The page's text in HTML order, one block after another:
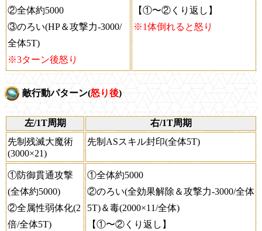
②全体約5000
③のろい(HP＆攻撃力-3000/
全体5T)
※3ターン後怒り
【①〜②くり返し】
※1体倒れると怒り
敵行動パターン(怒り後)
左/1T周期
右/1T周期
先制残滅大魔術
(3000×21)
先制ASスキル封印(全体5T)
①防御貫通攻撃
(全体約5000)
②全属性弱体化(2
倍/全体5T)
①全体約5000
②のろい(全効果解除＆攻撃力-3000/全体
5T)＆毒(2000×11/全体)
【①〜②くり返し】